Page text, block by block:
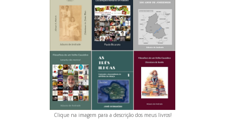
Clique na imagem para a descrição dos meus livros!